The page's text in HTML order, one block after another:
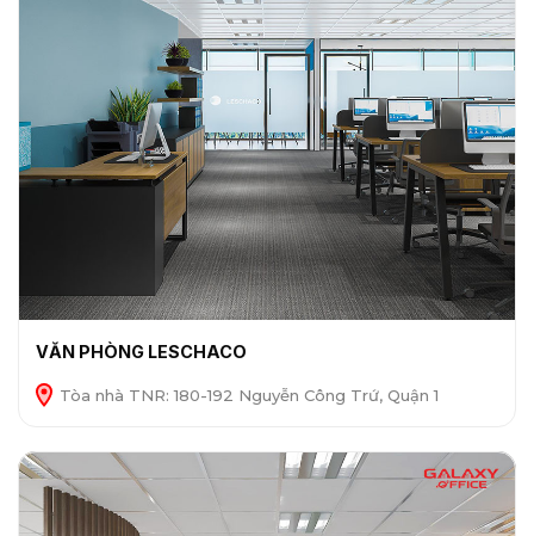
VĂN PHÒNG LESCHACO
Tòa nhà TNR: 180-192 Nguyễn Công Trứ, Quận 1